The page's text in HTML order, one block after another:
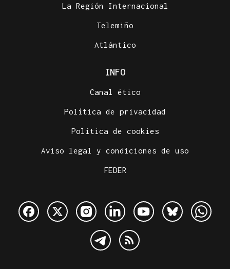
La Región Internacional
Telemiño
Atlántico
INFO
Canal ético
Política de privacidad
Política de cookies
Aviso legal y condiciones de uso
FEDER